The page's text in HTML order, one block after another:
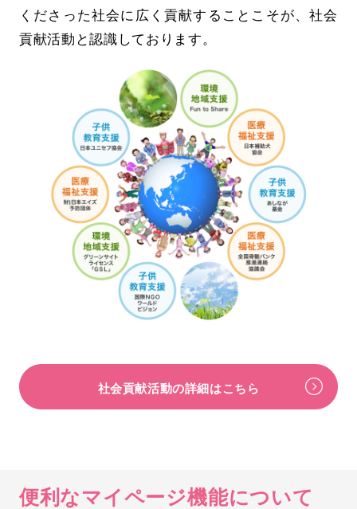
くださった社会に広く貢献することこそが、社会
貢献活動と認識しております。
社会貢献活動の詳細はこちら
便利なマイページ機能について